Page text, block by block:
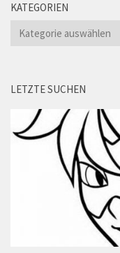
KATEGORIEN
Kategorien
LETZTE SUCHEN